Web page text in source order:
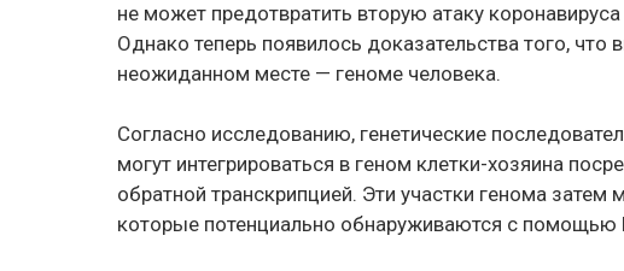
не может предотвратить вторую атаку
Однако теперь появилось доказательства того, что
неожиданном месте — геноме человека.
Согласно исследованию, генетические
могут интегрироваться в геном клетки-хозяина
обратной транскрипцией. Эти участки генома затем
которые потенциально обнаруживаются с помощью